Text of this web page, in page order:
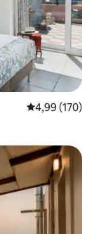
4,99 de uma
4,99 (170)